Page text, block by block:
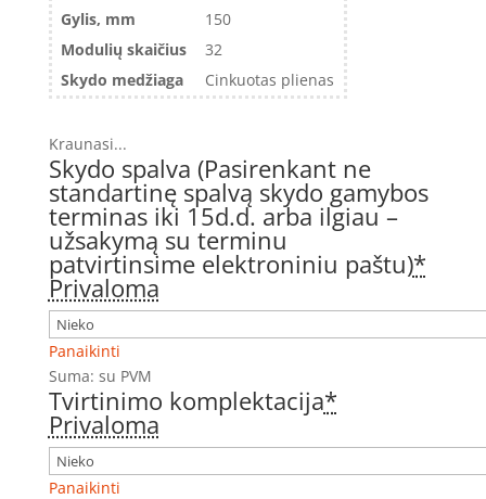
Gylis, mm
150
Modulių skaičius
32
Skydo medžiaga
Cinkuotas plienas
Kraunasi...
Skydo spalva (Pasirenkant ne
standartinę spalvą skydo gamybos
terminas iki 15d.d. arba ilgiau –
užsakymą su terminu
patvirtinsime elektroniniu paštu)*
Privaloma
Panaikinti
Suma: su PVM
Tvirtinimo komplektacija*
Privaloma
Panaikinti